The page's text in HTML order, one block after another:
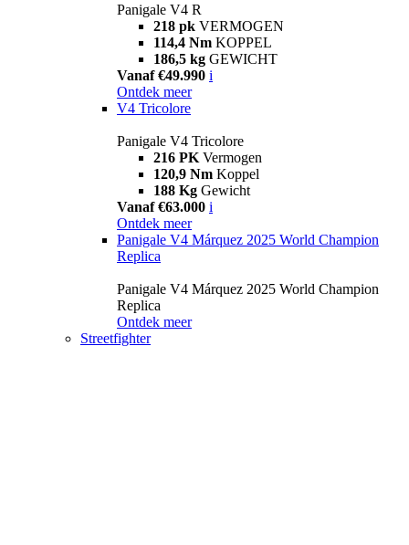
Panigale V4 R
218 pk VERMOGEN
114,4 Nm KOPPEL
186,5 kg GEWICHT
Vanaf €49.990 i
Ontdek meer
V4 Tricolore
Panigale V4 Tricolore
216 PK Vermogen
120,9 Nm Koppel
188 Kg Gewicht
Vanaf €63.000 i
Ontdek meer
Panigale V4 Márquez 2025 World Champion
Replica
Panigale V4 Márquez 2025 World Champion
Replica
Ontdek meer
Streetfighter